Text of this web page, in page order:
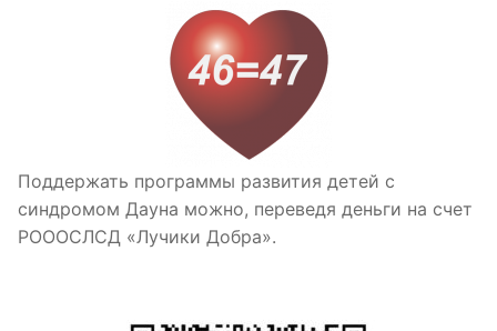
Поддержать программы развития детей с
синдромом Дауна можно, переведя деньги на счет
РОООСЛСД «Лучики Добра».